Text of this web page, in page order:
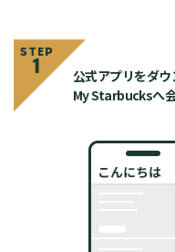
STEP
1
公式アプリをダウ
My Starbucksへ会